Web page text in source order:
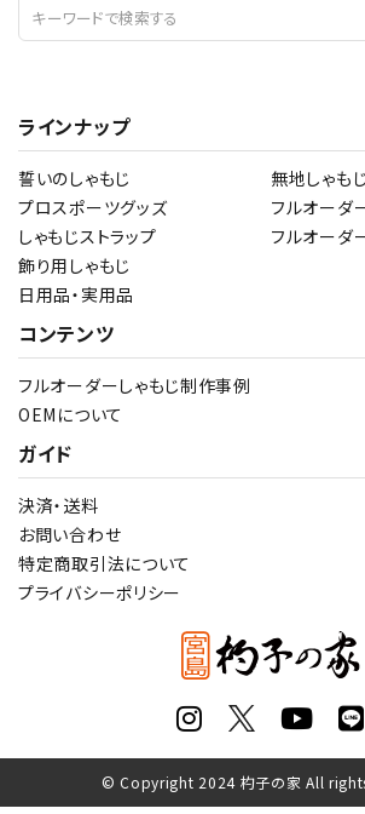
ラインナップ
誓いのしゃもじ
プロスポーツグッズ
しゃもじストラップ
飾り用しゃもじ
日用品・実用品
無地しゃもじ
フルオーダ
フルオーダ
コンテンツ
フルオーダーしゃもじ制作事例
OEMについて
ガイド
決済・送料
お問い合わせ
特定商取引法について
プライバシーポリシー
© Copyright 2024 杓子の家 All